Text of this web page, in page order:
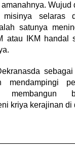
Wujud
misinya selaras
satunya
atau IKM handal
mendampingi
membangun
kriya kerajinan di